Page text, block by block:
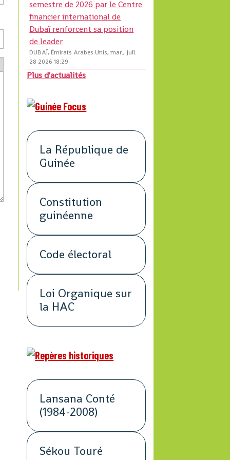
semestre de 2026 par le Centre
financier international de
Dubaï renforcent sa position
de leader
DUBAÏ, Émirats Arabes Unis, mar., juil.
28 2026 18:29
Plus d'actualités
La République de
Guinée
Constitution
guinéenne
Code électoral
Loi Organique sur
la HAC
Lansana Conté
(1984-2008)
Sékou Touré